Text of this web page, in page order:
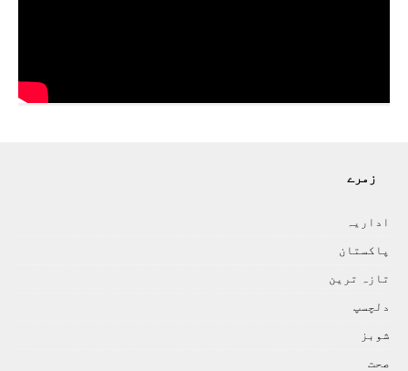
زمرے
اداريہ
پاکستان
تازہ ترين
دلچسپ
شوبز
صحت